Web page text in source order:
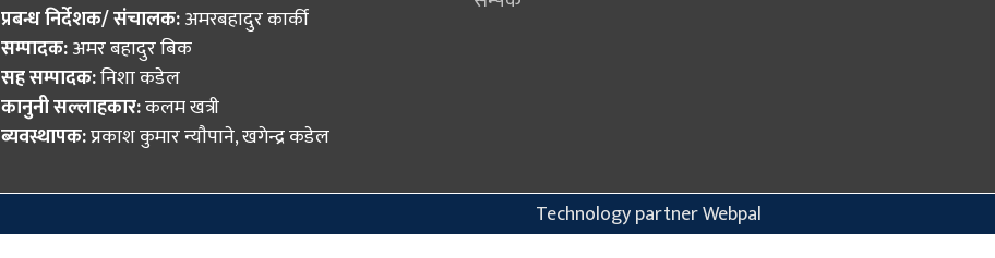
प्रबन्ध निर्देशक/ संचालक:अमरबहादुर कार्की
सम्पादक:अमर बहादुर बिक
सह सम्पादक:निशा कडेल
कानुनी सल्लाहकार:कलम खत्री
ब्यवस्थापक:प्रकाश कुमार न्याैपाने, खगेन्द्र कडेल
Technology partner Webpal